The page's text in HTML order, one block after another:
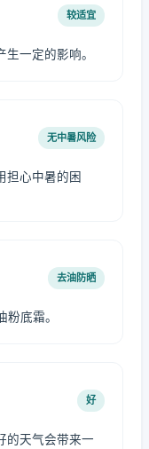
较适宜
一定的影响。
无中暑风险
担心中暑的困
去油防晒
底霜。
好
的天气会带来一